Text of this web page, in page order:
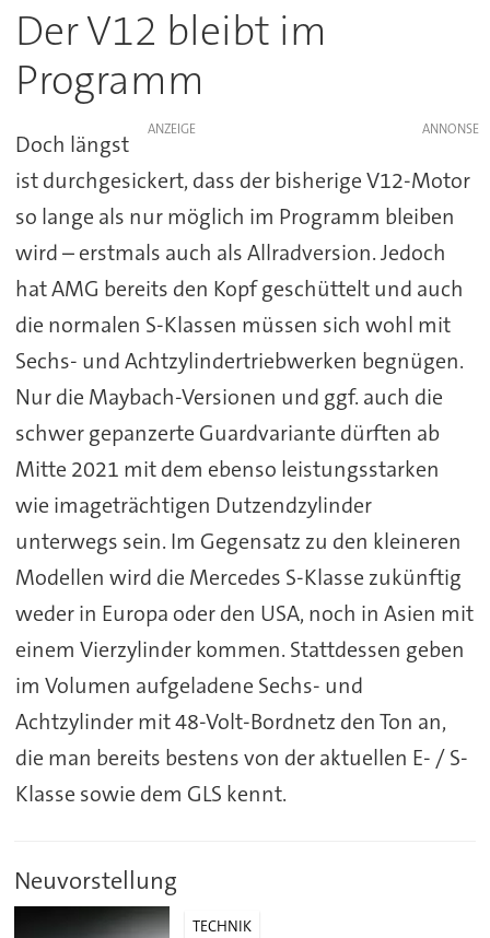
Der V12 bleibt im
Programm
ANZEIGE
Doch längst
ist durchgesickert, dass der bisherige V12-Motor
so lange als nur möglich im Programm bleiben
wird – erstmals auch als Allradversion. Jedoch
hat AMG bereits den Kopf geschüttelt und auch
die normalen S-Klassen müssen sich wohl mit
Sechs- und Achtzylindertriebwerken begnügen.
Nur die Maybach-Versionen und ggf. auch die
schwer gepanzerte Guardvariante dürften ab
Mitte 2021 mit dem ebenso leistungsstarken
wie imageträchtigen Dutzendzylinder
unterwegs sein. Im Gegensatz zu den kleineren
Modellen wird die Mercedes S-Klasse zukünftig
weder in Europa oder den USA, noch in Asien mit
einem Vierzylinder kommen. Stattdessen geben
im Volumen aufgeladene Sechs- und
Achtzylinder mit 48-Volt-Bordnetz den Ton an,
die man bereits bestens von der aktuellen E- / S-
Klasse sowie dem GLS kennt.
Neuvorstellung
TECHNIK